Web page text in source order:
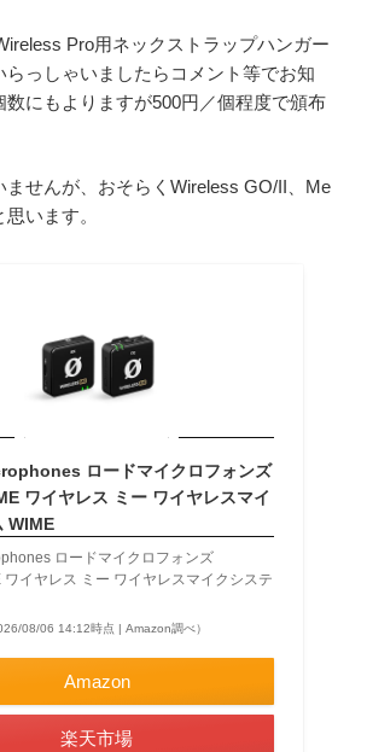
Pro用ネックストラップハンガー
らっしゃいましたらコメント等でお知
数にもよりますが500円／個程度で頒布
ませんが、おそらくWireless GO/II、Me
います。
ロードマイクロフォンズ
ワイヤレス ミー ワイヤレスマイ
WIME
ロードマイクロフォンズ
ワイヤレス ミー ワイヤレスマイクシステ
08/06 14:12時点 | Amazon調べ）
Amazon
楽天市場